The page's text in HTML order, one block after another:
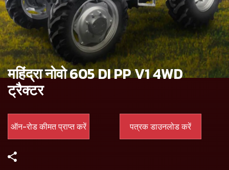
महिंद्रा नोवो 605 DI PP V1 4WD
ट्रैक्टर
ऑन-रोड कीमत प्राप्त करें पत्रक डाउनलोड करें